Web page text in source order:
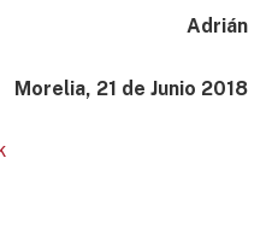
Adrián
Morelia, 21 de Junio 2018